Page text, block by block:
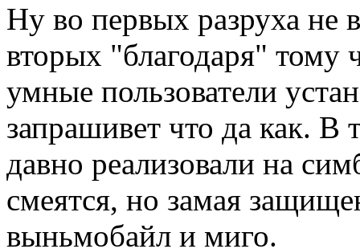
Ну во первых разруха не
вторых "благодаря" тому
умные пользователи
запрашивет что да как.
давно реализовали на
смеятся, но замая
выньмобайл и миго.